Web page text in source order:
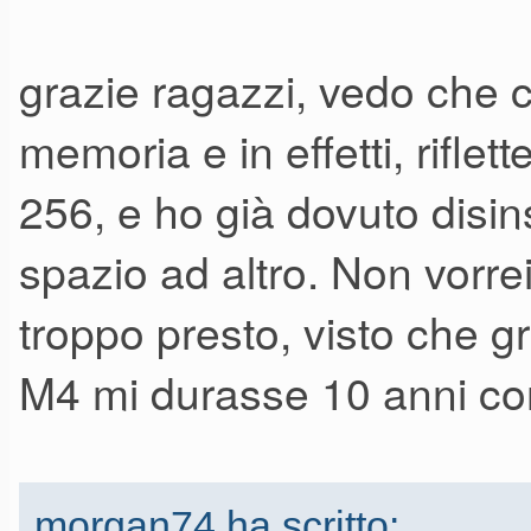
- M4 Max (CPU 14-core,
unificata, Archiviazione SSD
Dato che li acquisterei con
dissimile.
La domanda è se vale la
avere un processore più
collaterale di navigazione,
grazie ragazzi, vedo che
memoria e in effetti,
256, e ho già dovuto
spazio ad altro. Non
troppo presto, visto che
M4 mi durasse 10 anni